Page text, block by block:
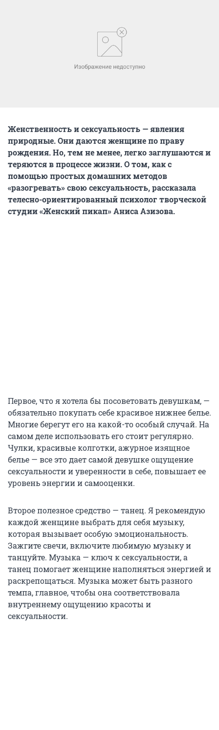
Женственность и сексуальность — явления
природные. Они даются женщине по праву
рождения. Но, тем не менее, легко заглушаются и
теряются в процессе жизни. О том, как с
помощью простых домашних методов
«разогревать» свою сексуальность, рассказала
телесно-ориентированный психолог творческой
студии «Женский пикап» Аниса Азизова.
Первое, что я хотела бы посоветовать девушкам, —
обязательно покупать себе красивое нижнее белье.
Многие берегут его на какой-то особый случай. На
самом деле использовать его стоит регулярно.
Чулки, красивые колготки, ажурное изящное
белье — все это дает самой девушке ощущение
сексуальности и уверенности в себе, повышает ее
уровень энергии и самооценки.
Второе полезное средство — танец. Я рекомендую
каждой женщине выбрать для себя музыку,
которая вызывает особую эмоциональность.
Зажгите свечи, включите любимую музыку и
танцуйте. Музыка — ключ к сексуальности, а
танец помогает женщине наполняться энергией и
раскрепощаться. Музыка может быть разного
темпа, главное, чтобы она соответствовала
внутреннему ощущению красоты и
сексуальности.